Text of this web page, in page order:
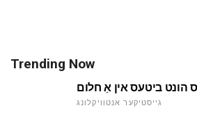
Trending Now
גייסטיקער אנטוויקלונג